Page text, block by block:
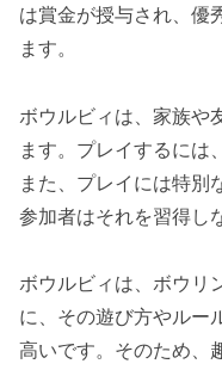
は賞金が授与され、優
ます。
ボウルビィは、家族や
ます。プレイするには
また、プレイには特別
参加者はそれを習得し
ボウルビィは、ボウリ
に、その遊び方やルー
高いです。そのため、